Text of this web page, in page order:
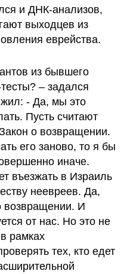
и ДНК-анализов,
выходцев из
еврейства.
из бывшего
– задался
- Да, мы это
Пусть считают
о возвращении.
его заново, то я бы
иначе.
въезжать в Израиль
неевреев. Да,
возвращении. И
от нас. Но это не
рамках
тех, кто едет